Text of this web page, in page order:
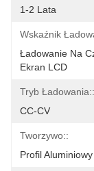
1-2 Lata
Wskaźnik
Ładowanie Na
Ekran LCD
Tryb Ładowania::
CC-CV
Tworzywo::
Profil Aluminiowy